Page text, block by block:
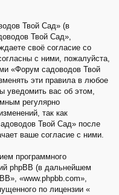
Твой Сад» (в
Твой Сад»,
своё согласие со
с ними, пожалуйста,
«Форум садоводов Твой
эти правила в любое
уведомить вас об этом,
регулярно
так как
Твой Сад» после
ваше согласие с ними.
программного
phpBB (в дальнейшем
«www.phpbb.com»,
по лицензии «